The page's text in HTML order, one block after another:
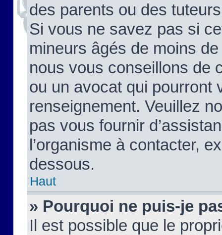
des parents ou des
Si vous ne savez pas si
mineurs âgés de moins
nous vous conseillons de
ou un avocat qui pourront
renseignement. Veuillez
pas vous fournir
l’organisme à contacter,
dessous.
Haut
» Pourquoi ne puis-je
Il est possible que le